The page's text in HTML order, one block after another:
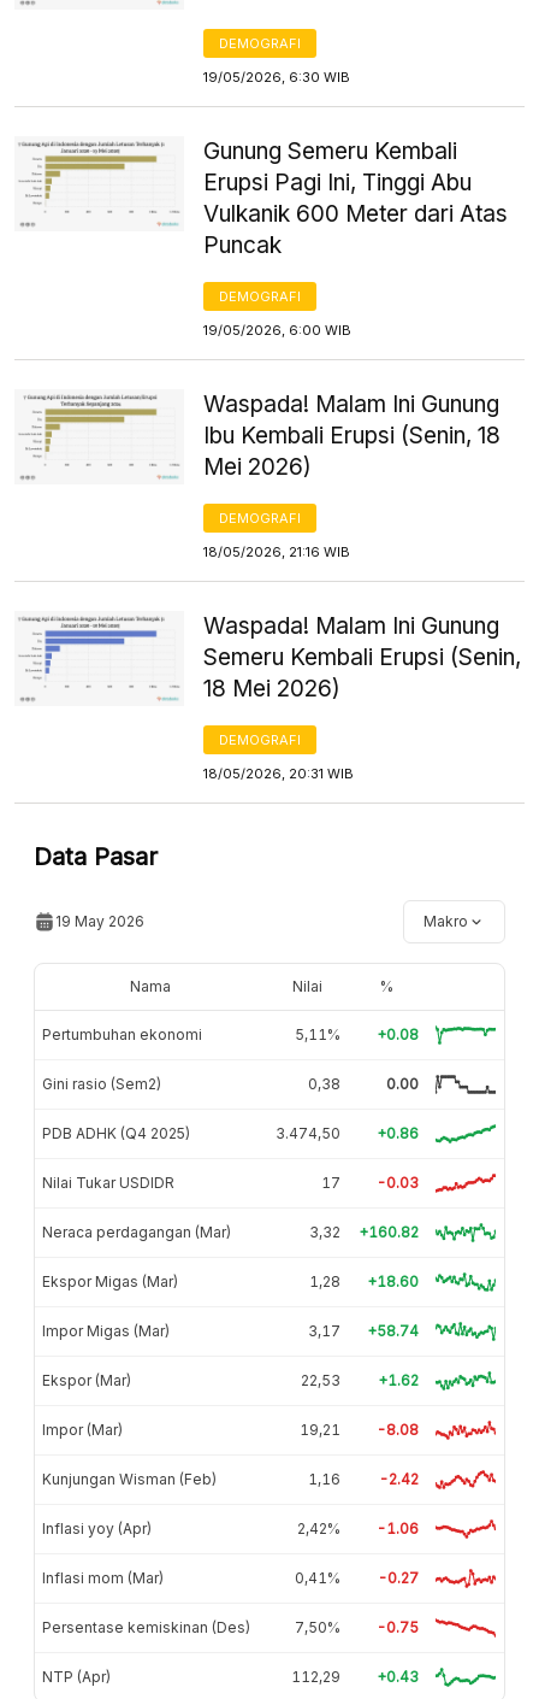
DEMOGRAFI
19/05/2026, 6:30 WIB
Gunung Semeru Kembali
Erupsi Pagi Ini, Tinggi Abu
Vulkanik 600 Meter dari Atas
Puncak
DEMOGRAFI
19/05/2026, 6:00 WIB
Waspada! Malam Ini Gunung
Ibu Kembali Erupsi (Senin, 18
Mei 2026)
DEMOGRAFI
18/05/2026, 21:16 WIB
Waspada! Malam Ini Gunung
Semeru Kembali Erupsi (Senin,
18 Mei 2026)
DEMOGRAFI
18/05/2026, 20:31 WIB
Data Pasar
19 May 2026 Makro
Nama Nilai %
Pertumbuhan ekonomi 5,11% +0.08
Gini rasio (Sem2) 0,38 0.00
PDB ADHK (Q4 2025) 3.474,50 +0.86
Nilai Tukar USDIDR 17 -0.03
Neraca perdagangan (Mar) 3,32 +160.82
Ekspor Migas (Mar) 1,28 +18.60
Impor Migas (Mar) 3,17 +58.74
Ekspor (Mar) 22,53 +1.62
Impor (Mar) 19,21 -8.08
Kunjungan Wisman (Feb) 1,16 -2.42
Inflasi yoy (Apr) 2,42% -1.06
Inflasi mom (Mar) 0,41% -0.27
Persentase kemiskinan (Des) 7,50% -0.75
NTP (Apr) 112,29 +0.43